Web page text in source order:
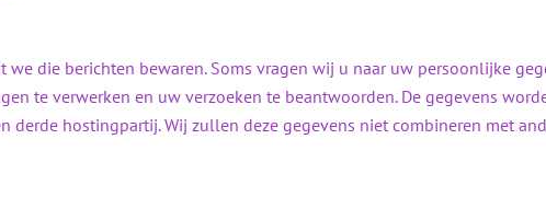
die berichten bewaren. Soms vragen wij u naar uw persoonlijke
te verwerken en uw verzoeken te beantwoorden. De gegevens
hostingpartij. Wij zullen deze gegevens niet combineren met